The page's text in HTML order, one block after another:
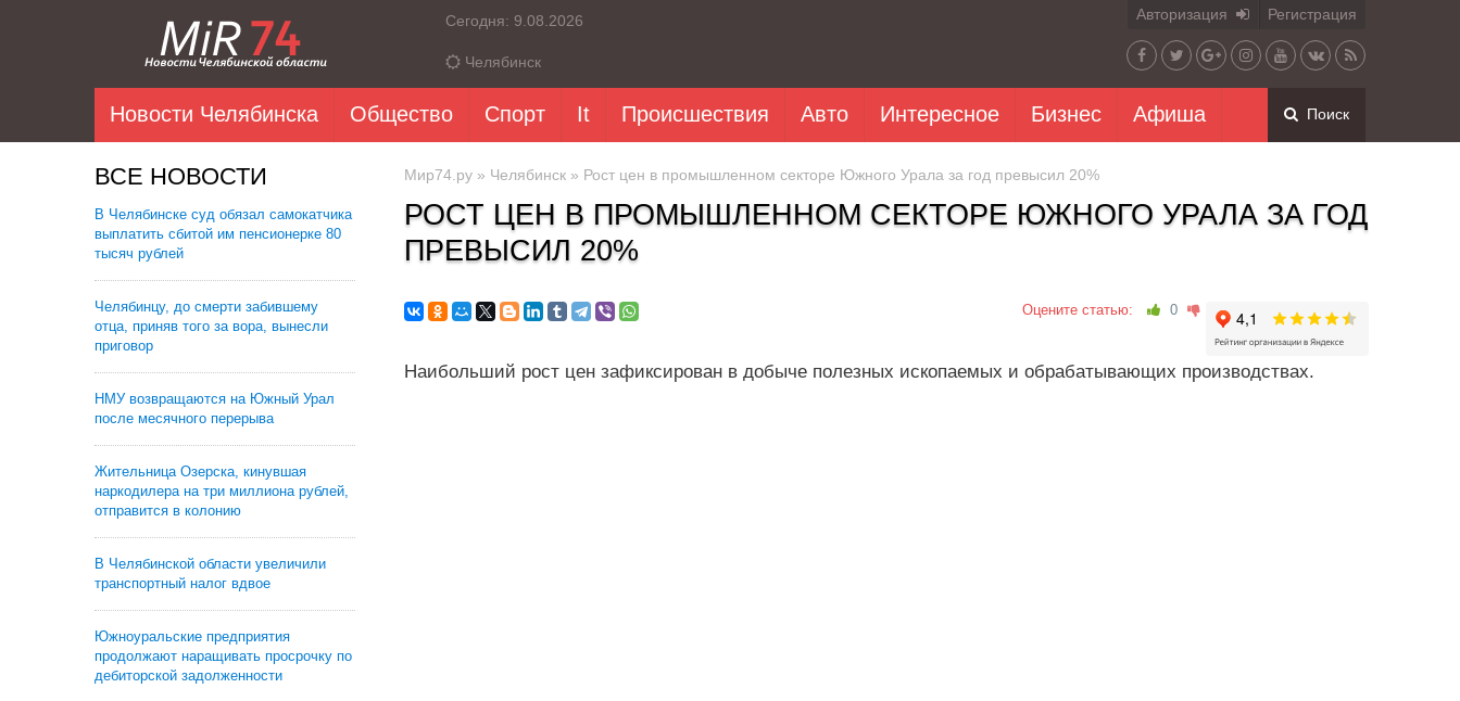
Сегодня: 9.08.2026
Челябинск
Авторизация Регистрация
Новости Челябинска Общество Спорт It Происшествия Авто Интересное Бизнес Афиша Поиск
ВСЕ НОВОСТИ
В Челябинске суд обязал самокатчика
выплатить сбитой им пенсионерке 80
тысяч рублей
Челябинцу, до смерти забившему
отца, приняв того за вора, вынесли
приговор
НМУ возвращаются на Южный Урал
после месячного перерыва
Жительница Озерска, кинувшая
наркодилера на три миллиона рублей,
отправится в колонию
В Челябинской области увеличили
транспортный налог вдвое
Южноуральские предприятия
продолжают наращивать просрочку по
дебиторской задолженности
Мир74.ру » Челябинск » Рост цен в промышленном секторе Южного Урала за год превысил 20%
РОСТ ЦЕН В ПРОМЫШЛЕННОМ СЕКТОРЕ ЮЖНОГО УРАЛА ЗА ГОД
ПРЕВЫСИЛ 20%
Оцените статью: 0
Наибольший рост цен зафиксирован в добыче полезных ископаемых и обрабатывающих производствах.